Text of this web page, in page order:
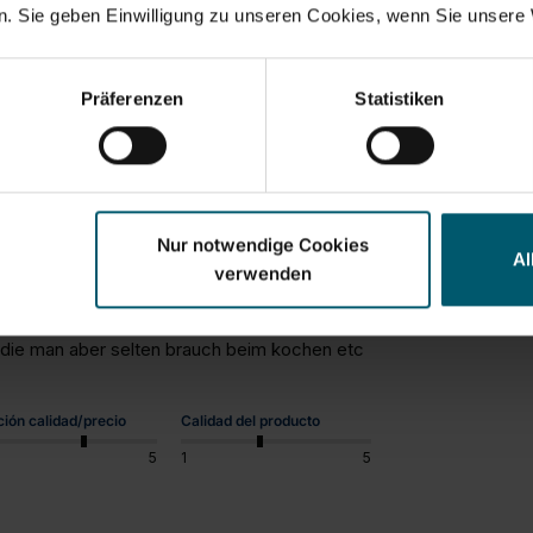
Sie geben Einwilligung zu unseren Cookies, wenn Sie unsere
Präferenzen Statistiken
Nur notwendige Cookies
verwenden
a second one. I’m a chef and peel whole bulbsoif garlic and
man aber selten brauch beim kochen etc
calidad/precio
5
Calidad del producto
1 5